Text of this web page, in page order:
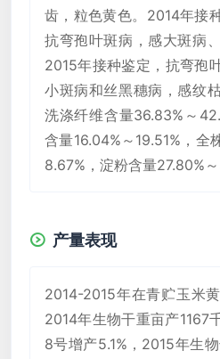
齿，粒色黄色。2014年接
抗弯孢叶斑病，感大斑病
2015年接种鉴定，抗弯孢
小斑病和丝黑穗病，感纹
洗涤纤维含量36.83%～
含量16.04%～19.51%，全
8.67%，淀粉含量27.80%～
产量表现
2014-2015年在青贮玉米
2014年生物干重亩产1167
8号增产5.1%，2015年生